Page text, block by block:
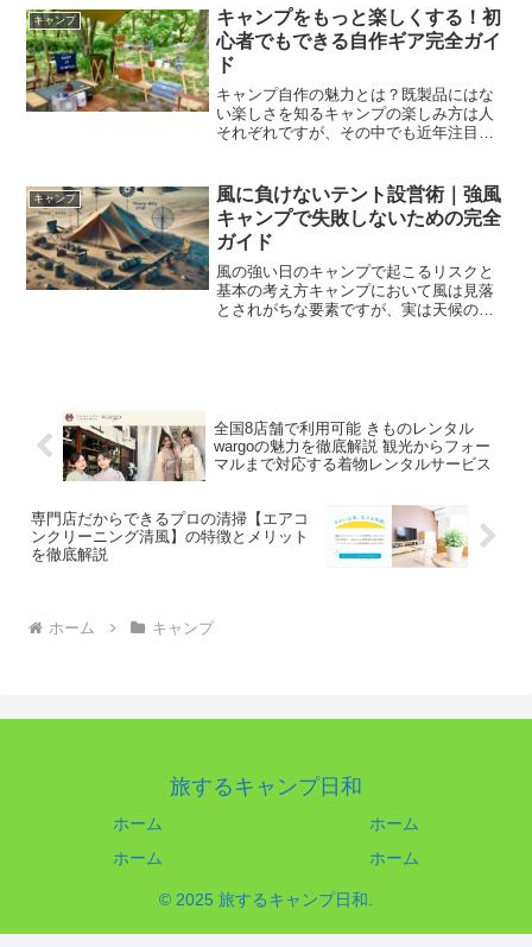
が非常に重要になります。準備不足はト
ラブルの原因となり、せっ...
キャンプ
キャンプをもっと楽しくする！初
心者でもできる自作ギア完全ガイ
ド
キャンプ自作の魅力とは？既製品にはな
い楽しさを知るキャンプの楽しみ方は人
それぞれですが、その中でも近年注目さ
すが、自分で作り上げた道具を使うこと
で得られる満足感や愛着は格...
キャンプ
風に負けないテント設営術｜強風
キャンプで失敗しないための完全
ガイド
風の強い日のキャンプで起こるリスクと
基本の考え方キャンプにおいて風は見落
とされがちな要素ですが、実は天候の中
全国8店舗で利用可能 きものレンタル
wargoの魅力を徹底解説 観光からフォー
マルまで対応する着物レンタルサービス
専門店だからできるプロの清掃【エアコ
ンクリーニング清風】の特徴とメリット
を徹底解説
ホーム キャンプ
旅するキャンプ日和
ホーム
ホーム
ホーム
ホーム
© 2025 旅するキャンプ日和.